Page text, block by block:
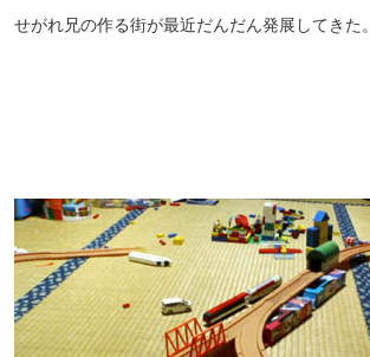
せがれ兄の作る街が最近だんだん発展してきた。